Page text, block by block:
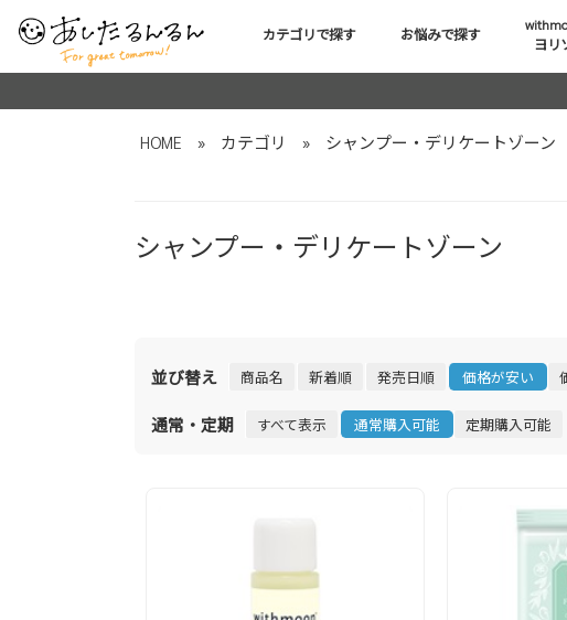
カテゴリで探す お悩みで探す
ヨリ
HOME » カテゴリ » シャンプー・デリケートゾーン
シャンプー・デリケートゾーン
並び替え 商品名 新着順 発売日順 価格が安い
通常・定期 すべて表示 通常購入可能 定期購入可能